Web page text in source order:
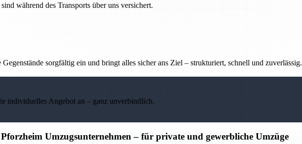
während des Transports über uns versichert.
sorgfältig ein und bringt alles sicher ans Ziel – strukturiert, schnell und zuverlässig.
individuelles Angebot an – ganz unverbindlich.
Umzugsunternehmen – für private und gewerbliche Umzüge